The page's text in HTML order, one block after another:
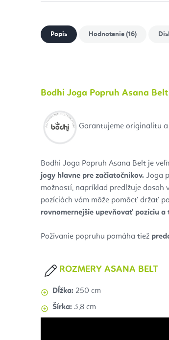
Popis Hodnotenie (16)
Bodhi Joga Popruh Asana
Garantujeme originalitu
Bodhi Joga Popruh Asana Belt je
jogy hlavne pre začiatočníkov. Joga
možností, napríklad predlžuje dosah
pozíciách vám môže pomôcť držať
rovnomernejšie upevňovať pozíciu
Požívanie popruhu pomáha tiež
ROZMERY ASANA BELT
Dĺžka: 250 cm
Šírka: 3,8 cm